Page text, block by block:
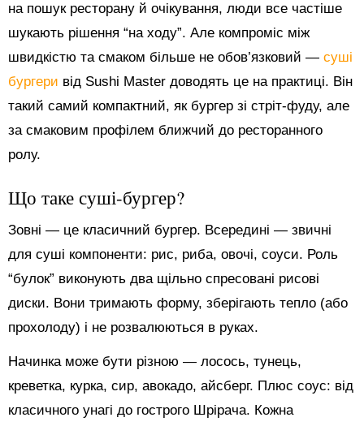
на пошук ресторану й очікування, люди все частіше
шукають рішення “на ходу”. Але компроміс між
швидкістю та смаком більше не обов’язковий — суші
бургери від Sushi Master доводять це на практиці. Він
такий самий компактний, як бургер зі стріт-фуду, але
за смаковим профілем ближчий до ресторанного
ролу.
Що таке суші-бургер?
Зовні — це класичний бургер. Всередині — звичні
для суші компоненти: рис, риба, овочі, соуси. Роль
“булок” виконують два щільно спресовані рисові
диски. Вони тримають форму, зберігають тепло (або
прохолоду) і не розвалюються в руках.
Начинка може бути різною — лосось, тунець,
креветка, курка, сир, авокадо, айсберг. Плюс соус: від
класичного унагі до гострого Шрірача. Кожна